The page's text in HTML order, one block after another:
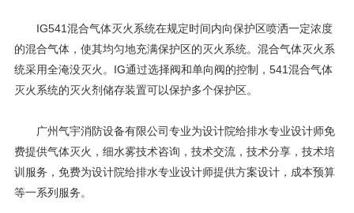
IG541混合气体灭火系统在规定时间内向保护区喷洒一定浓度
的混合气体，使其均匀地充满保护区的灭火系统。混合气体灭火系
统采用全淹没灭火。IG通过选择阀和单向阀的控制，541混合气体
灭火系统的灭火剂储存装置可以保护多个保护区。
广州气宇消防设备有限公司专业为设计院给排水专业设计师免
费提供气体灭火，细水雾技术咨询，技术交流，技术分享，技术培
训服务，免费为设计院给排水专业设计师提供方案设计，成本预算
等一系列服务。